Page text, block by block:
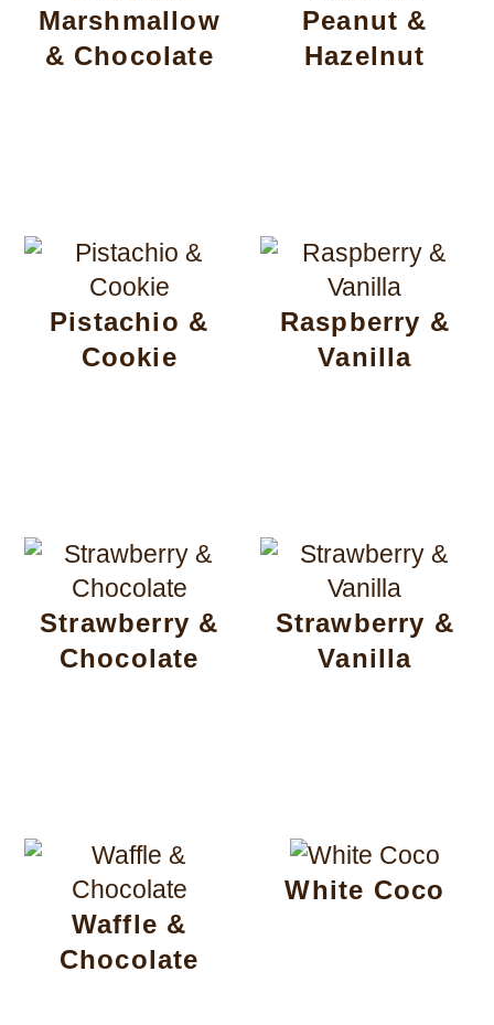
Marshmallow
& Chocolate
Peanut &
Hazelnut
Pistachio &
Cookie
Raspberry &
Vanilla
Strawberry &
Chocolate
Strawberry &
Vanilla
Waffle &
Chocolate
White Coco